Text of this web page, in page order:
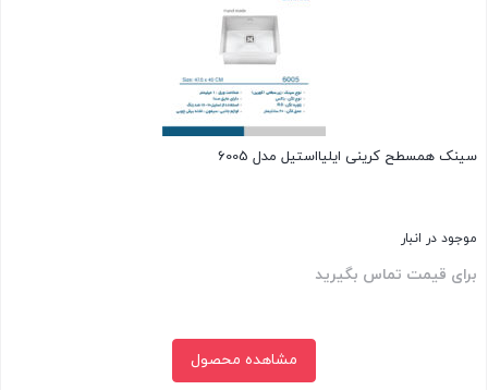
سینک همسطح کرینی ایلیااستیل مدل 6005
موجود در انبار
برای قیمت تماس بگیرید
مشاهده محصول